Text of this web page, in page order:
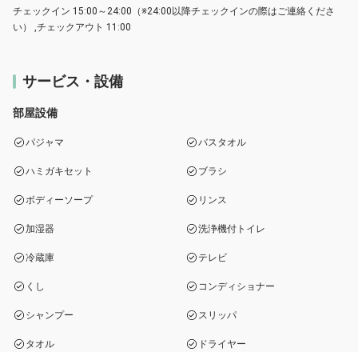
チェックイン 15:00～24:00（※24:00以降チェックインの際はご連絡くださ
い） ,チェックアウト 11:00
サービス・設備
部屋設備
パジャマ バスタオル
ハミガキセット ブラシ
ボディーソープ リンス
加湿器 洗浄機付トイレ
冷蔵庫 テレビ
くし コンディショナー
シャンプー スリッパ
タオル ドライヤー